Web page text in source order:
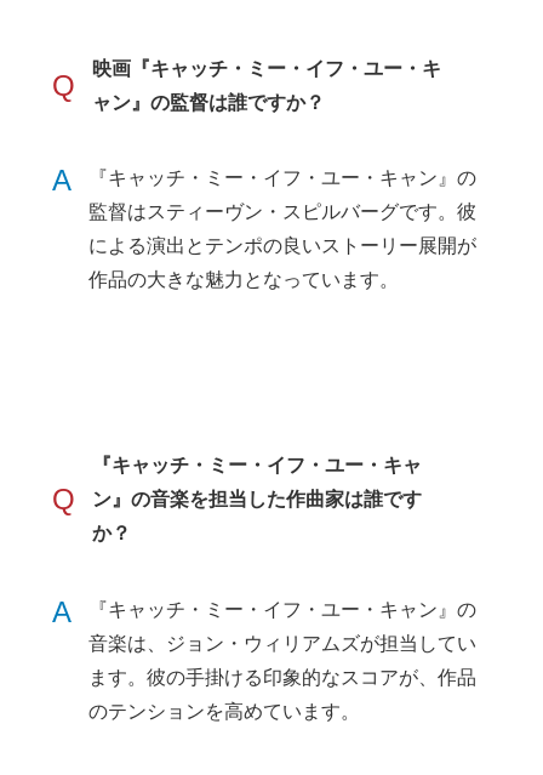
Q
映画『キャッチ・ミー・イフ・ユー・キ
ャン』の監督は誰ですか？
A
『キャッチ・ミー・イフ・ユー・キャン』の
監督はスティーヴン・スピルバーグです。彼
による演出とテンポの良いストーリー展開が
作品の大きな魅力となっています。
Q
『キャッチ・ミー・イフ・ユー・キャ
ン』の音楽を担当した作曲家は誰です
か？
A
『キャッチ・ミー・イフ・ユー・キャン』の
音楽は、ジョン・ウィリアムズが担当してい
ます。彼の手掛ける印象的なスコアが、作品
のテンションを高めています。